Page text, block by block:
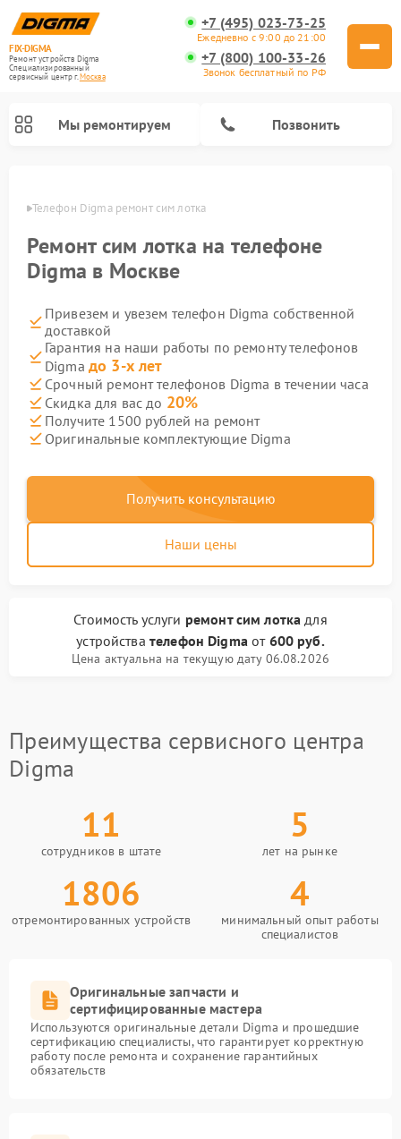
FIX-DIGMA
Ремонт устройств Digma
Специализированный
cервисный центр г.Москва
+7 (495) 023-73-25
Ежедневно с 9:00 до 21:00
+7 (800) 100-33-26
Звонок бесплатный по РФ
Мы ремонтируем Позвонить
Телефон Digma ремонт сим лотка
Ремонт сим лотка на телефоне
Digma в Москве
Привезем и увезем телефон Digma собственной
доставкой
Гарантия на наши работы по ремонту телефонов
Digma до 3-х лет
Срочный ремонт телефонов Digma в течении часа
Скидка для вас до 20%
Получите 1500 рублей на ремонт
Оригинальные комплектующие Digma
Получить консультацию
Наши цены
Стоимость услуги ремонт сим лотка для
устройства телефон Digmaот 600 руб.
Цена актуальна на текущую дату 06.08.2026
Преимущества сервисного центра
Digma
11
сотрудников в штате
5
лет на рынке
1806
отремонтированных устройств
4
минимальный опыт работы
специалистов
Оригинальные запчасти и
сертифицированные мастера
Используются оригинальные детали Digma и прошедшие
сертификацию специалисты, что гарантирует корректную
работу после ремонта и сохранение гарантийных
обязательств